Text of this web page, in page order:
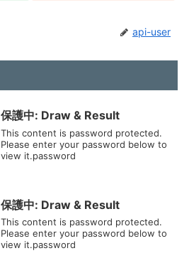
api-user
保護中: Draw & Result
This content is password protected.
Please enter your password below to
view it.password
保護中: Draw & Result
This content is password protected.
Please enter your password below to
view it.password